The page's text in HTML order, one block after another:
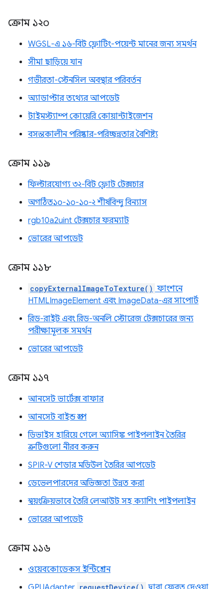
ক্রোম ১২০
WGSL-এ ১৬-বিট ফ্লোটিং-পয়েন্ট মানের জন্য সমর্থন
সীমা ছাড়িয়ে যান
গভীরতা-স্টেনসিল অবস্থার পরিবর্তন
অ্যাডাপ্টার তথ্যের আপডেট
টাইমস্ট্যাম্প কোয়েরি কোয়ান্টাইজেশন
বসন্তকালীন পরিষ্কার-পরিচ্ছন্নতার বৈশিষ্ট্য
ক্রোম ১১৯
ফিল্টারযোগ্য ৩২-বিট ফ্লোট টেক্সচার
অগঠিত১০-১০-১০-২ শীর্ষবিন্দু বিন্যাস
rgb10a2uint টেক্সচার ফরম্যাট
ভোরের আপডেট
ক্রোম ১১৮
copyExternalImageToTexture() ফাংশনে
HTMLImageElement এবং ImageData-এর সাপোর্ট
রিড-রাইট এবং রিড-অনলি স্টোরেজ টেক্সচারের জন্য
পরীক্ষামূলক সমর্থন
ভোরের আপডেট
ক্রোম ১১৭
আনসেট ভার্টেক্স বাফার
আনসেট বাইন্ড গ্রুপ
ডিভাইস হারিয়ে গেলে অ্যাসিঙ্ক পাইপলাইন তৈরির
ত্রুটিগুলো নীরব করুন
SPIR-V শেডার মডিউল তৈরির আপডেট
ডেভেলপারদের অভিজ্ঞতা উন্নত করা
স্বয়ংক্রিয়ভাবে তৈরি লেআউট সহ ক্যাশিং পাইপলাইন
ভোরের আপডেট
ক্রোম ১১৬
ওয়েবকোডেকস ইন্টিগ্রেশন